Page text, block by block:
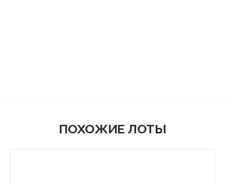
ПОХОЖИЕ ЛОТЫ